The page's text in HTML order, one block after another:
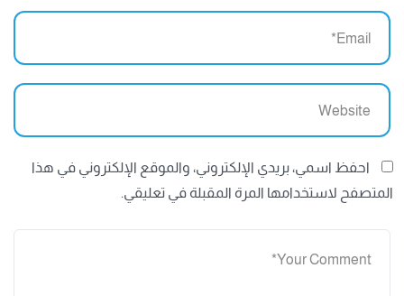
احفظ اسمي، بريدي الإلكتروني، والموقع الإلكتروني في هذا
المتصفح لاستخدامها المرة المقبلة في تعليقي.